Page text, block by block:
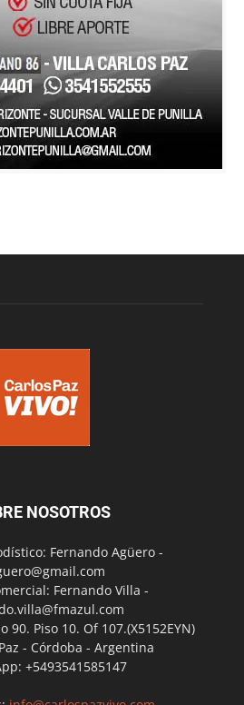
NOSOTROS
Fernando Agüero -
Fernando Villa -
90. Piso 10. Of 107.(X5152EYN)
- Córdoba - Argentina
+5493541585147